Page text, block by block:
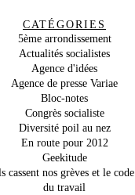
CATÉGORIES
5ème arrondissement
Actualités socialistes
Agence d'idées
Agence de presse Variae
Bloc-notes
Congrès socialiste
Diversité poil au nez
En route pour 2012
Geekitude
cassent nos grèves et le code
du travail